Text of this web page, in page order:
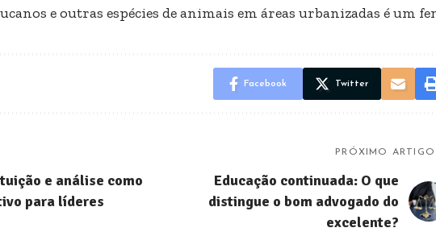
e outras espécies de animais em áreas urbanizadas é um
Facebook Twitter
e análise como
para líderes
PRÓXIMO ARTIGO
Educação continuada: O que
distingue o bom advogado do
excelente?